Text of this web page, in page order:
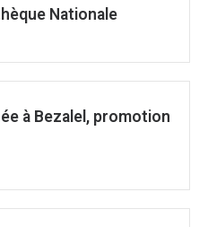
Nationale
à Bezalel, promotion